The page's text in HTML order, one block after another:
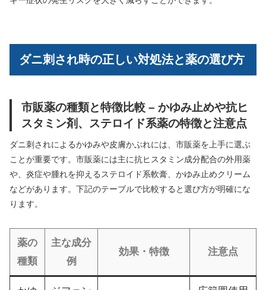
ダニ刺され時の正しい対処法と薬の選び方
市販薬の種類と特徴比較 – かゆみ止めや抗ヒ
スタミン剤、ステロイド系薬の特徴と注意点
ダニ刺されによるかゆみや皮膚かぶれには、市販薬を上手に選ぶ
ことが重要です。市販薬には主に抗ヒスタミン成分配合の外用薬
や、炎症や腫れを抑えるステロイド系軟膏、かゆみ止めクリーム
などがあります。下記のテーブルで比較すると選び方が明確にな
ります。
薬の
種類
主な成分
例
効果・特徴 注意点